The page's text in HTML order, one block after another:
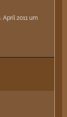
April 2011 um